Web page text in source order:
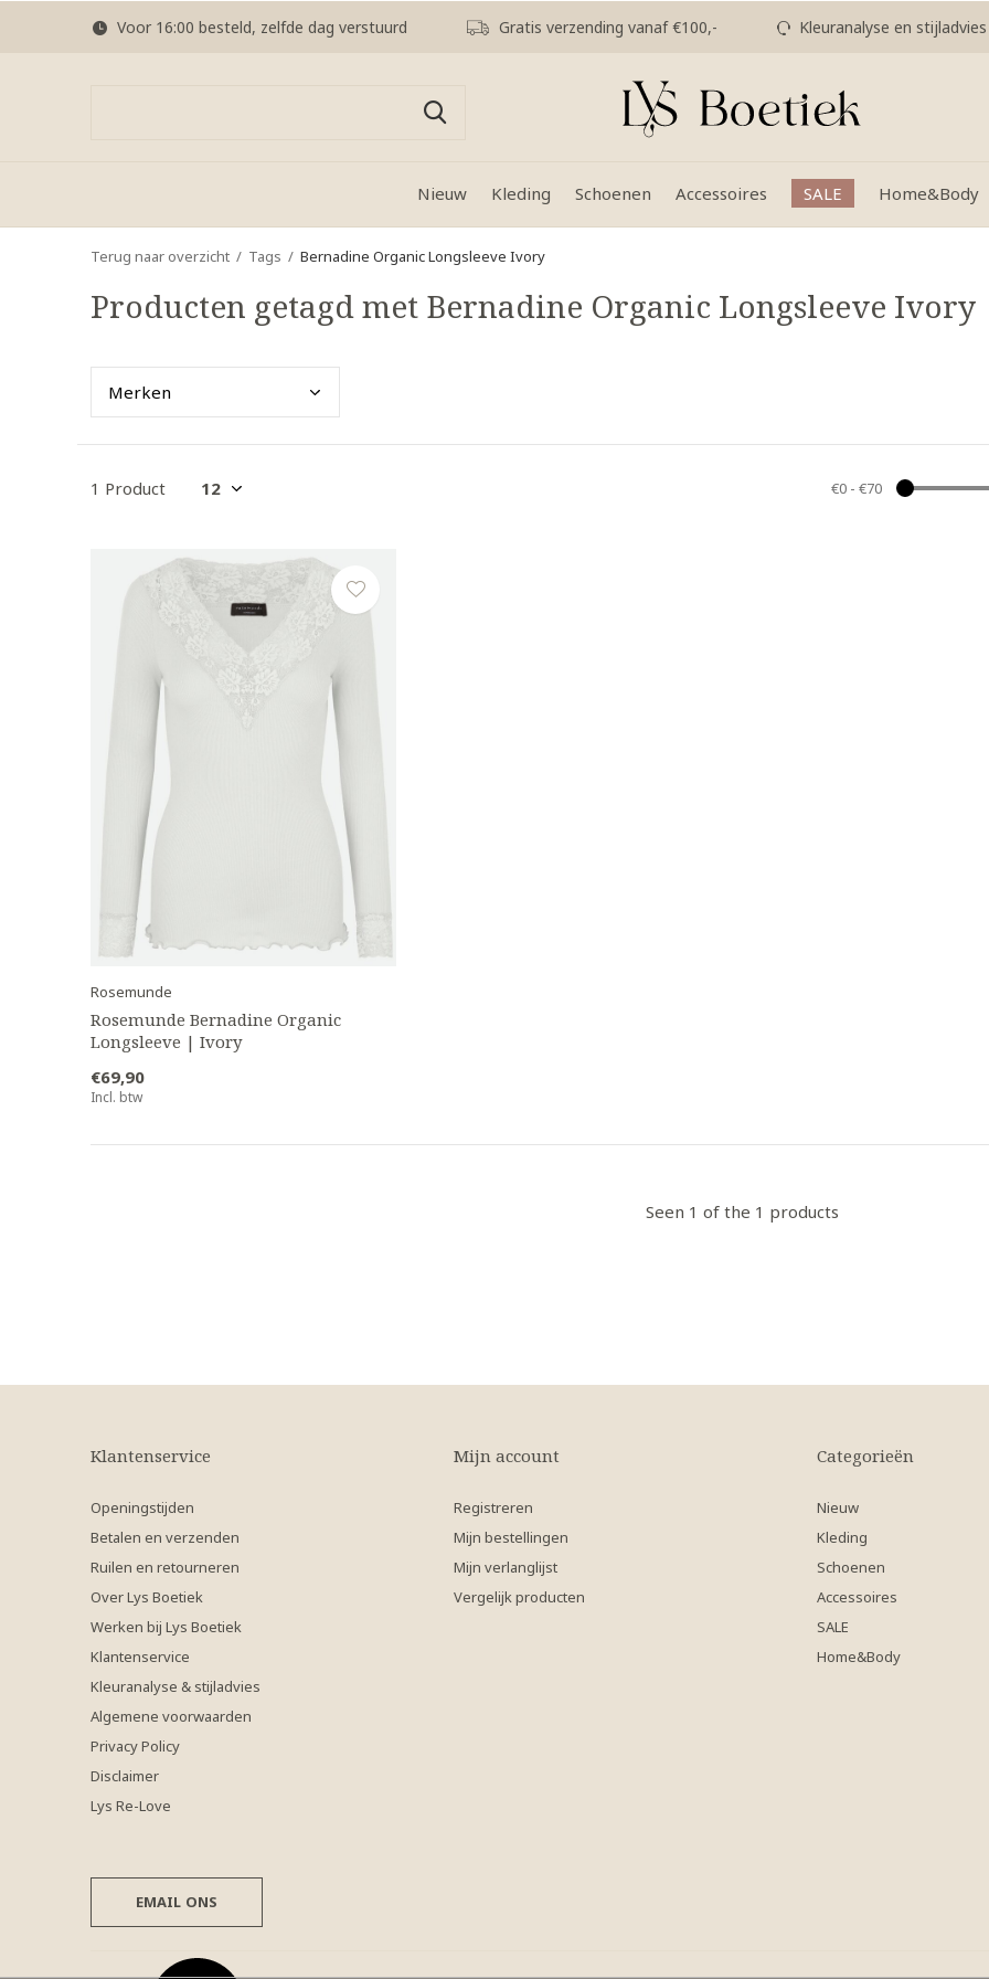
Nieuw Kleding Schoenen Accessoires SALE Home&Body
Voor 16:00 besteld, zelfde dag verstuurd Gratis verzending vanaf €100,- Kleuranalyse en stijladvies
Terug naar overzicht Tags Bernadine Organic Longsleeve Ivory
Producten getagd met Bernadine Organic Longsleeve Ivory
Merken
1 Product €0- €70
Rosemunde
Rosemunde Bernadine Organic
Longsleeve | Ivory
€69,90
Incl. btw
Seen 1 of the 1 products
Klantenservice
Openingstijden
Betalen en verzenden
Ruilen en retourneren
Over Lys Boetiek
Werken bij Lys Boetiek
Klantenservice
Kleuranalyse & stijladvies
Algemene voorwaarden
Privacy Policy
Disclaimer
Lys Re-Love
Mijn account
Registreren
Mijn bestellingen
Mijn verlanglijst
Vergelijk producten
Categorieën
Nieuw
Kleding
Schoenen
Accessoires
SALE
Home&Body
EMAIL ONS